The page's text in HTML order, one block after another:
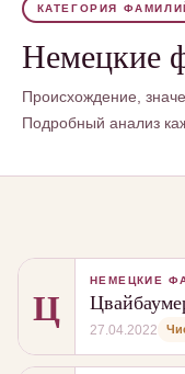
КАТЕГОРИЯ
Немецкие
Происхождение,
Подробный анализ
Ц НЕМЕЦКИЕ
27.04.2022